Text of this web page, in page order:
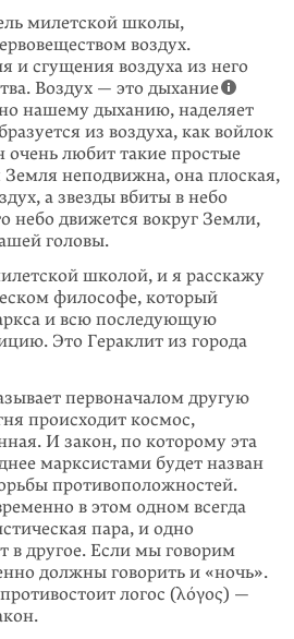
милетской школы,
воздух.
и сгущения воздуха из него
Воздух — это дыхание
нашему дыханию, наделяет
из воздуха, как войлок
любит такие простые
неподвижна, она плоская,
а звезды вбиты в небо
небо движется вокруг Земли,
головы.
школой, и я расскажу
философе, который
и всю последующую
Это Гераклит из города
первоначалом другую
происходит космос,
И закон, по которому эта
марксистами будет назван
противоположностей.
в этом одном всегда
пара, и одно
в другое. Если мы говорим
должны говорить и «ночь».
логос (λόγος) —